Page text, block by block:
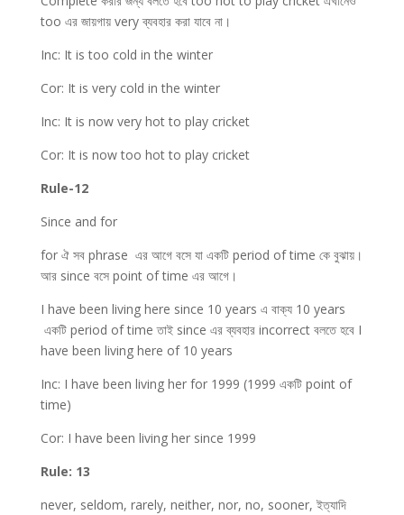
too এর জায়গায় very ব্যবহার করা যাবে না।
Inc: It is too cold in the winter
Cor: It is very cold in the winter
Inc: It is now very hot to play cricket
Cor: It is now too hot to play cricket
Rule-12
Since and for
for ঐ সব phrase এর আগে বসে যা একটি period of time কে বুঝায়।
আর since বসে point of time এর আগে।
I have been living here since 10 years এ বাক্য 10 years
একটি period of time তাই since এর ব্যবহার incorrect বলতে হবে I
have been living here of 10 years
Inc: I have been living her for 1999 (1999 একটি point of
time)
Cor: I have been living her since 1999
Rule: 13
never, seldom, rarely, neither, nor, no, sooner, ইত্যাদি